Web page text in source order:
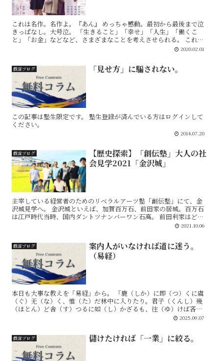
これは名作。名作よ。『あん』 めっちゃ感動。最初から最後まで泣
きっぱなし。大号泣。 「生きること」「幸せ」「人生」「働くこ
と」「お金」などなど、さまざまなことを考えさせられる。 これを
2020.02.01
戯言ブログ 「見せ方」に騙されない。
この記事は塾生限定です。 塾生登録が済んでいる方はログインして
ください。
2014.07.20
戯言ブログ
【歴史探索】「創伝塾」大人の社
会見学2021「金沢城」
主宰している経営者のためのリベラルアーツ塾「創伝塾」にて、金
沢城見学へ。 金沢城といえば、加賀百万石、前田家の居城。百万石
は江戸時代当時、国内ダントツナンバーワン石高。 前田利家はどの
2021.10.06
戯言ブログ
案内人がいなければ道に迷う。
（易経）
本日も大事な教えを「易経」から。 「鹿（しか）に即（つ）くに虞
（ぐ）无（な）く、惟（た）だ林中に入りたり。君子（くんし）幾
（ほとん）ど舎（す）つるに如（し）かざるも、往（ゆ）けば吝
（りん）あり。」 （『易経 六十三 水雷屯より』） 意訳...2025.09.07
戯言ブログ 儲けたければ「一業」に絞る。